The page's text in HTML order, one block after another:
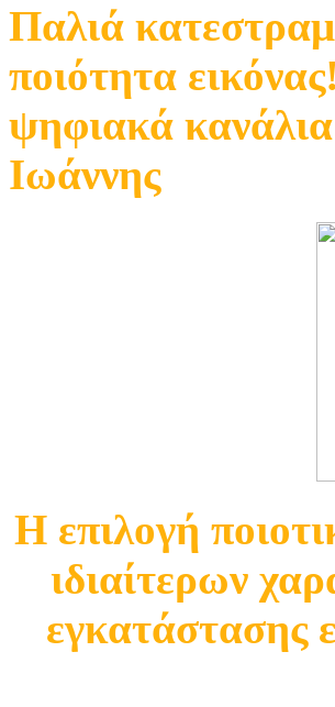
Παλιά
ποιότητα
ψηφιακά
Ιωάννης
Η επιλογή
ιδιαίτερων
εγκατάστασης